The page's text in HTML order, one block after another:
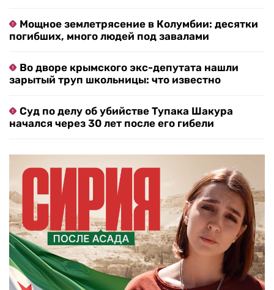
Мощное землетрясение в Колумбии: десятки
погибших, много людей под завалами
Во дворе крымского экс-депутата нашли
зарытый труп школьницы: что известно
Суд по делу об убийстве Тупака Шакура
начался через 30 лет после его гибели